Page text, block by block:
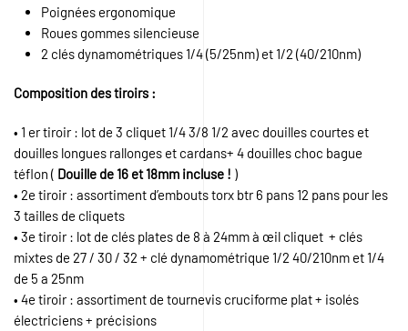
Poignées ergonomique
Roues gommes silencieuse
2 clés dynamométriques 1/4 (5/25nm) et 1/2 (40/210nm)
Composition des tiroirs :
• 1 er tiroir : lot de 3 cliquet 1/4 3/8 1/2 avec douilles courtes et
douilles longues rallonges et cardans+ 4 douilles choc bague
téflon ( Douille de 16 et 18mm incluse ! )
• 2e tiroir : assortiment d’embouts torx btr 6 pans 12 pans pour les
3 tailles de cliquets
• 3e tiroir : lot de clés plates de 8 à 24mm à œil cliquet + clés
mixtes de 27 / 30 / 32 + clé dynamométrique 1/2 40/210nm et 1/4
de 5 a 25nm
• 4e tiroir : assortiment de tournevis cruciforme plat + isolés
électriciens + précisions